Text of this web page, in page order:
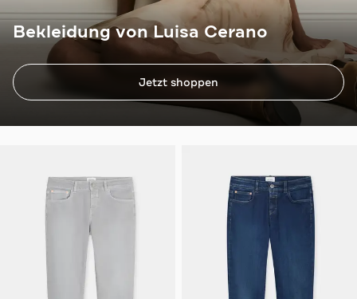
Bekleidung von Luisa Cerano
Jetzt shoppen